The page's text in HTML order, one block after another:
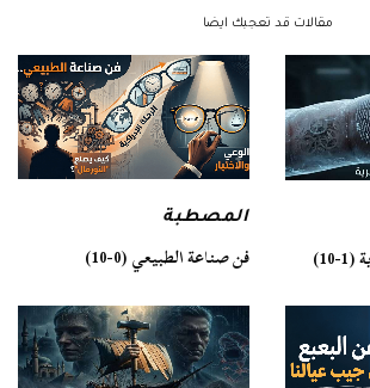
مقالات قد تعجبك ايضا
المصطبة
فن صناعة الطبيعي (0-10)